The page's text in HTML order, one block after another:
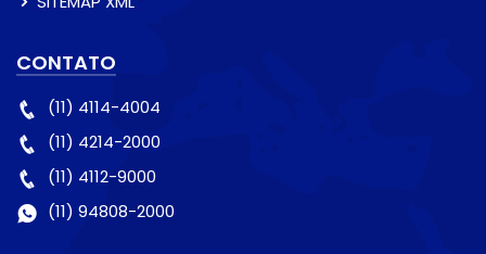
CONTATO
(11) 4114-4004
(11) 4214-2000
(11) 4112-9000
(11) 94808-2000